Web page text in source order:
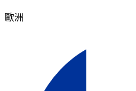
歐洲​​